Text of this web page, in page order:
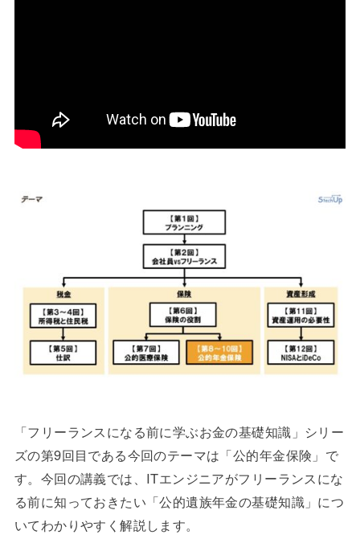
「フリーランスになる前に学ぶお金の基礎知識」シリー
ズの第9回目である今回のテーマは「公的年金保険」で
す。今回の講義では、ITエンジニアがフリーランスにな
る前に知っておきたい「公的遺族年金の基礎知識」につ
いてわかりやすく解説します。